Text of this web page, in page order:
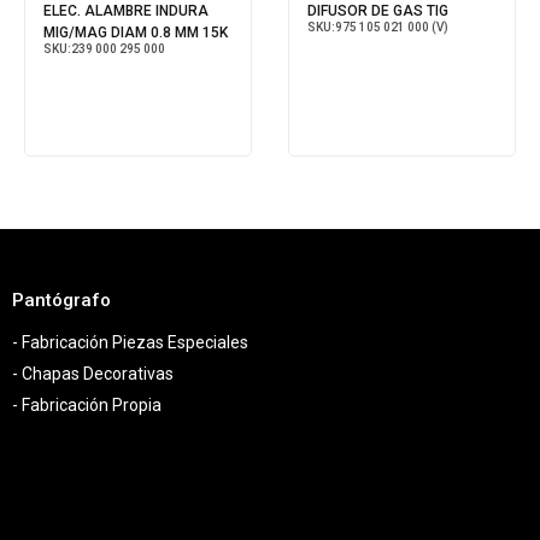
ELEC. ALAMBRE INDURA
MIG/MAG DIAM 0.8 MM 15K
SKU:239 000 295 000
DIFUSOR DE GAS TIG
SKU:975 105 021 000 (V)
Pantógrafo
- Fabricación Piezas Especiales
- Chapas Decorativas
- Fabricación Propia